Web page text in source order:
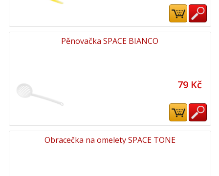
Pěnovačka SPACE BIANCO
79 Kč
Obracečka na omelety SPACE TONE